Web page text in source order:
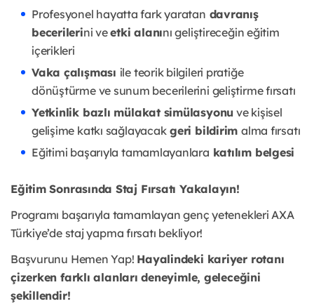
Profesyonel hayatta fark yaratan davranış
becerilerini veetki alanını geliştireceğin eğitim
içerikleri
Vaka çalışması ile teorik bilgileri pratiğe
dönüştürme ve sunum becerilerini geliştirme fırsatı
Yetkinlik bazlı mülakat simülasyonu ve kişisel
gelişime katkı sağlayacakgeri bildirim alma fırsatı
Eğitimi başarıyla tamamlayanlara katılım belgesi
Eğitim Sonrasında Staj Fırsatı Yakalayın!
Programı başarıyla tamamlayan genç yetenekleri AXA
Türkiye’de staj yapma fırsatı bekliyor!
Başvurunu Hemen Yap! Hayalindeki kariyer rotanı
çizerken farklı alanları deneyimle, geleceğini
şekillendir!